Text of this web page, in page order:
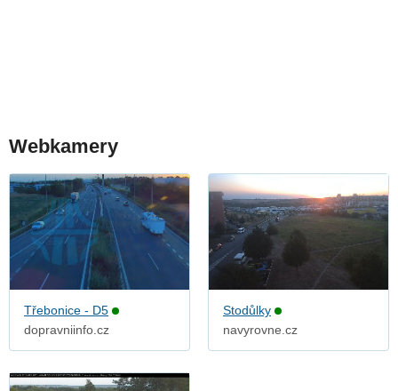
Webkamery
Třebonice - D5
dopravniinfo.cz
Stodůlky
navyrovne.cz